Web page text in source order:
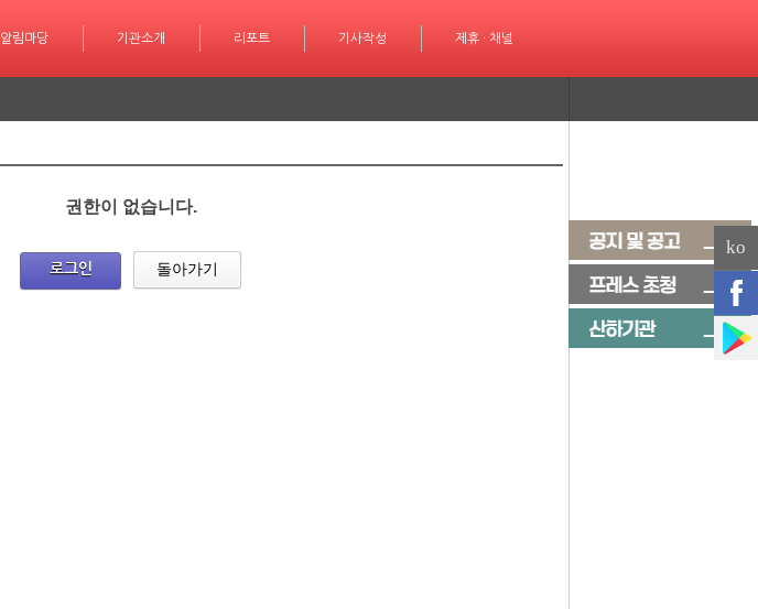
알림마당 기관소개
기관소개 리포트
리포트 기사작성
기사작성 제휴 · 채널
제휴 · 채널
권한이 없습니다.
로그인 돌아가기
ko